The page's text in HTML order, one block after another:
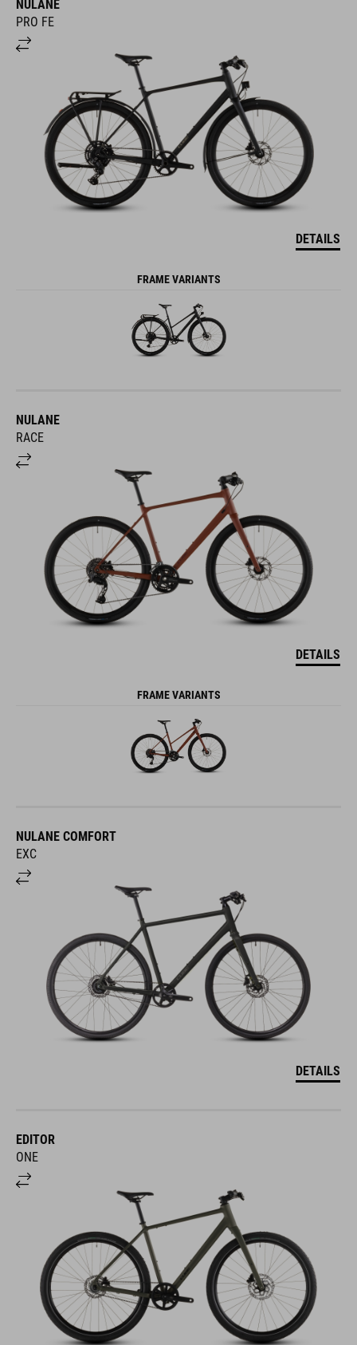
NULANE
PRO FE
DETAILS
FRAME VARIANTS
NULANE
RACE
DETAILS
FRAME VARIANTS
NULANE COMFORT
EXC
DETAILS
EDITOR
ONE